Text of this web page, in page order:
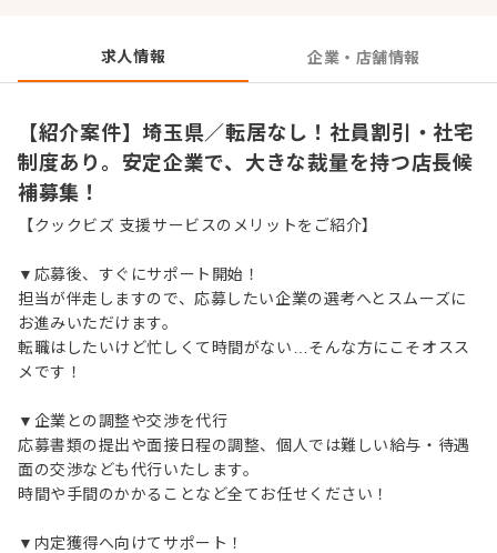
求人情報 企業・店舗情報
【紹介案件】埼玉県／転居なし！社員割引・社宅
制度あり。安定企業で、大きな裁量を持つ店長候
補募集！
【クックビズ 支援サービスのメリットをご紹介】
▼応募後、すぐにサポート開始！
担当が伴走しますので、応募したい企業の選考へとスムーズに
お進みいただけます。
転職はしたいけど忙しくて時間がない…そんな方にこそオスス
メです！
▼企業との調整や交渉を代行
応募書類の提出や面接日程の調整、個人では難しい給与・待遇
面の交渉なども代行いたします。
時間や手間のかかることなど全てお任せください！
▼内定獲得へ向けてサポート！